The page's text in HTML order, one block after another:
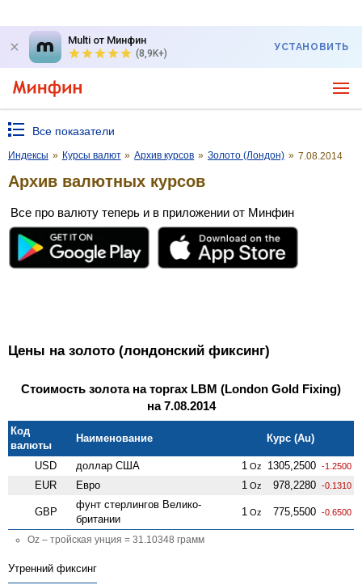
Multi от Минфин
(8,9K+)
УСТАНОВИТЬ
Все показатели
Индексы » Курсы валют » Архив курсов » Золото (Лондон) » 7.08.2014
Архив валютных курсов
Все про валюту теперь и в приложении от Минфин
Цены на золото (лондонский фиксинг)
Стоимость золота на торгах LBM (London Gold Fixing)
на 7.08.2014
Код
валюты
Наименование Курс (Au)
USD доллар США 1 Oz 1305,2500 -1.2500
EUR Евро 1 Oz 978,2280 -0.1310
GBP
фунт стерлингов Велико­
британии
1 Oz 775,5500 -0.6500
Oz – тройская унция = 31.10348 грамм
Утренний фиксинг